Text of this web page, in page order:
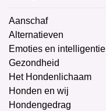
Aanschaf
Alternatieven
Emoties en intelligentie
Gezondheid
Het Hondenlichaam
Honden en wij
Hondengedrag